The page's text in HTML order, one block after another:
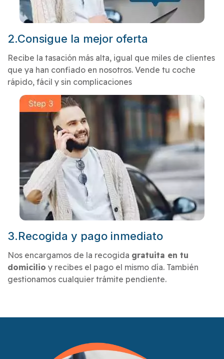
2.Consigue la mejor oferta
Recibe la tasación más alta, igual que miles de clientes
que ya han confiado en nosotros. Vende tu coche
rápido, fácil y sin complicaciones
3.Recogida y pago inmediato
Nos encargamos de la recogida gratuita en tu
domicilio y recibes el pago el mismo día. También
gestionamos cualquier trámite pendiente.